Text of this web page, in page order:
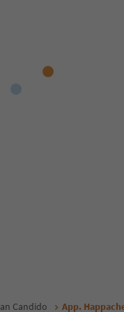
Candido App.